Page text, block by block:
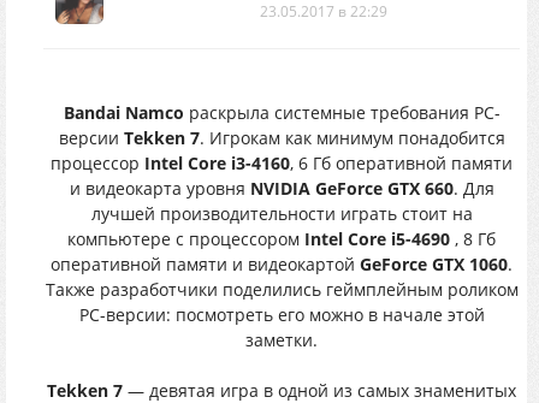
23.05.2017 в 22:29
Bandai Namco раскрыла системные требования PC-
версии Tekken 7. Игрокам как минимум понадобится
процессор Intel Core i3-4160, 6 Гб оперативной памяти
и видеокарта уровня NVIDIA GeForce GTX 660. Для
лучшей производительности играть стоит на
компьютере с процессором Intel Core i5-4690 , 8 Гб
оперативной памяти и видеокартой GeForce GTX 1060.
Также разработчики поделились геймплейным роликом
PC-версии: посмотреть его можно в начале этой
заметки.
Tekken 7 — девятая игра в одной из самых знаменитых